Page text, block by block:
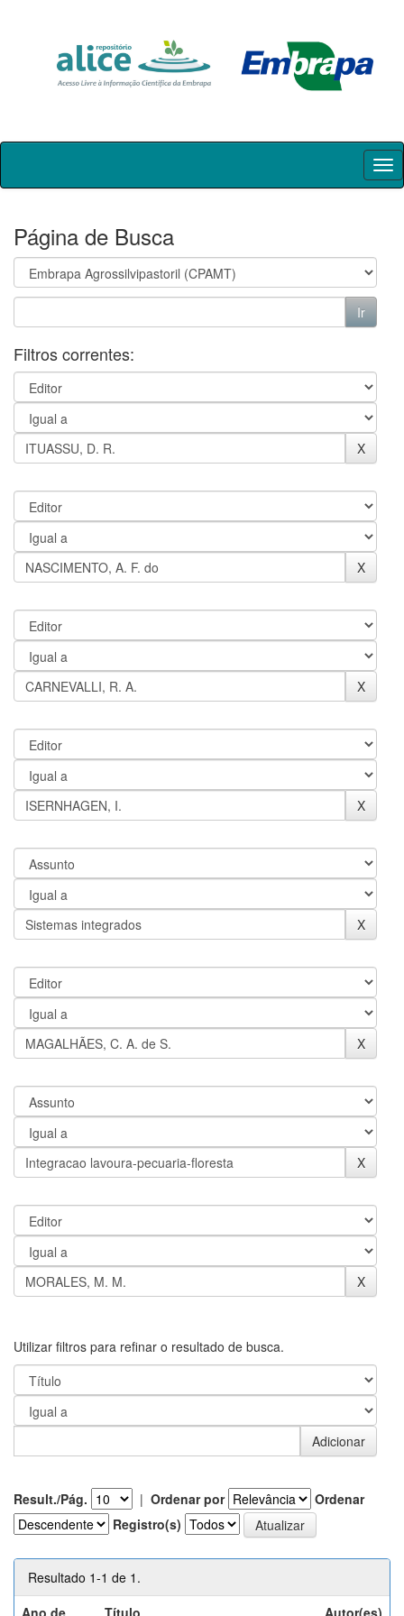
Skip
Página de Busca
Filtros correntes:
Utilizar filtros para refinar o resultado de busca.
Result./Pág. | Ordenar por
Ordenar
Registro(s)
Resultado 1-1 de 1.
Ano de
Título Autor(es)